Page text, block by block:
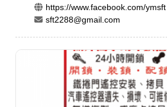
鎖，機車開鎖，指紋鎖
章，肚臍章/胎毛筆，象
設計，印身雕刻，公
印章，橡皮章，牛角印
https://www.facebook.com/ymsft
sft2288@gmail.com